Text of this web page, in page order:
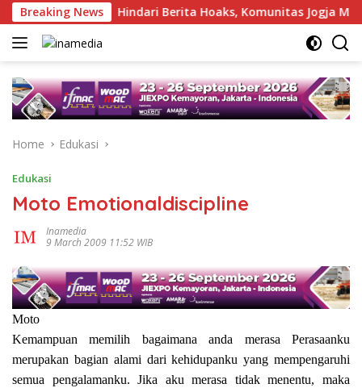
Skip
to
content
Breaking NewsHindari Berita Hoaks, Komunitas Jogja Menyapa
Home Edukasi
Edukasi
Moto Emotionaldiscipline
Inamedia
9 March 2009 11:52 WIB
Moto
Kemampuan memilih bagaimana anda merasa Perasaanku
merupakan bagian alami dari kehidupanku yang mempengaruhi
semua pengalamanku. Jika aku merasa tidak menentu, maka